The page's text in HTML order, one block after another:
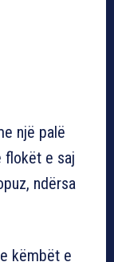
një palë
flokët e saj
ndërsa
këmbët e